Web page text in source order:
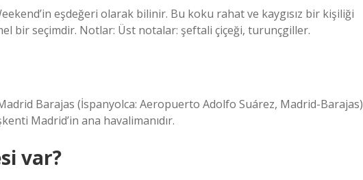
eşdeğeri olarak bilinir. Bu koku rahat ve kaygısız bir kişiliği
bir seçimdir. Notlar: Üst notalar: şeftali çiçeği, turunçgiller.
Barajas (İspanyolca: Aeropuerto Adolfo Suárez, Madrid-Barajas)
Madrid’in ana havalimanıdır.
var?